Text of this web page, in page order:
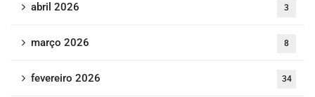
abril 2026 3
março 2026 8
fevereiro 2026 34